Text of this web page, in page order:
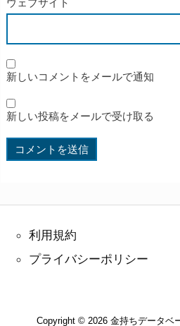
ウェブサイト
新しいコメントをメールで通知
新しい投稿をメールで受け取る
利用規約
プライバシーポリシー
Copyright © 2026 金持ちデータベ